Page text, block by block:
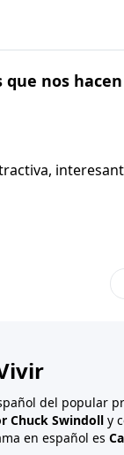
una bendicion
que nos
o contagiosa? Bienvenido a
del popular
Chuck Swindoll y
en español es